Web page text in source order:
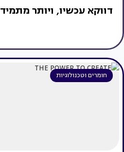
דווקא עכשיו, ויותר מתמיד
חומרים וטכנולוגיות